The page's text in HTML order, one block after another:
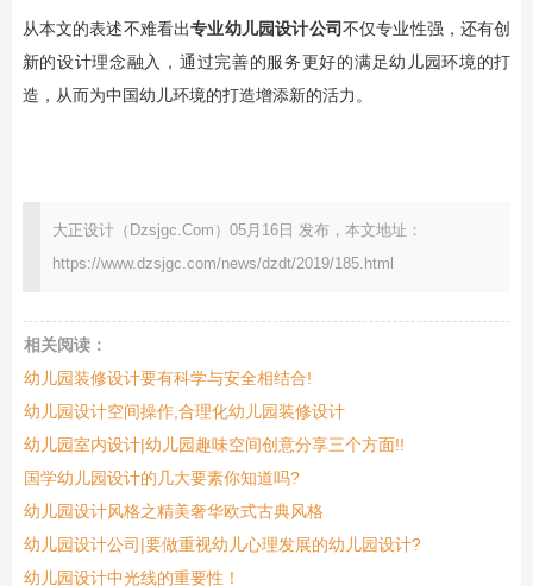
从本文的表述不难看出专业幼儿园设计公司不仅专业性强，还有创
新的设计理念融入，通过完善的服务更好的满足幼儿园环境的打
造，从而为中国幼儿环境的打造增添新的活力。
大正设计（Dzsjgc.Com）05月16日 发布，本文地址：
https://www.dzsjgc.com/news/dzdt/2019/185.html
相关阅读：
幼儿园装修设计要有科学与安全相结合!
幼儿园设计空间操作,合理化幼儿园装修设计
幼儿园室内设计|幼儿园趣味空间创意分享三个方面!!
国学幼儿园设计的几大要素你知道吗?
幼儿园设计风格之精美奢华欧式古典风格
幼儿园设计公司|要做重视幼儿心理发展的幼儿园设计?
幼儿园设计中光线的重要性！